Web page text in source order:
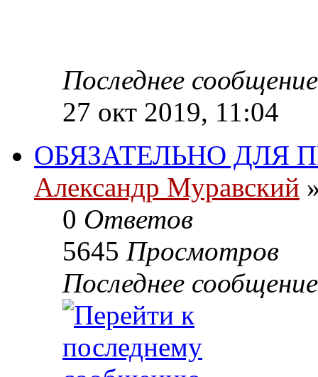
Последнее
27 окт 2019, 11:04
ОБЯЗАТЕЛЬНО ДЛЯ
Александр Муравский
0 Ответов
5645 Просмотров
Последнее